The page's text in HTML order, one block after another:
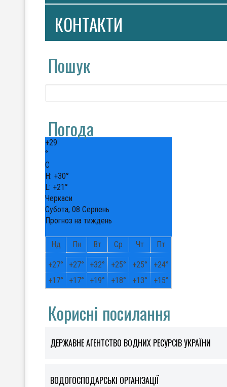
КОНТАКТИ
Пошук
Погода
+29
°
C
H: +30°
L: +21°
Черкаси
Субота, 08 Серпень
Прогноз на тиждень
Нд Пн Вт Ср Чт Пт
+27° +27° +32° +25° +25° +24°
+17° +17° +19° +18° +13° +15°
Корисні посилання
ДЕРЖАВНЕ АГЕНТСТВО ВОДНИХ РЕСУРСІВ УКРАЇНИ
ВОДОГОСПОДАРСЬКІ ОРГАНІЗАЦІЇ